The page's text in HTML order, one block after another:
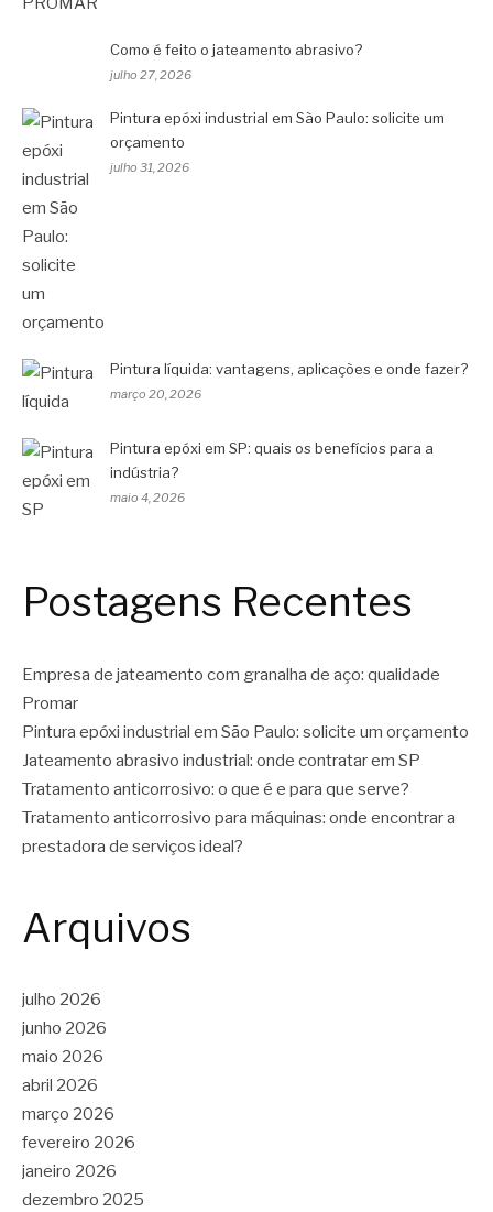
Como é feito o jateamento abrasivo?
julho 27, 2026
Pintura epóxi industrial em São Paulo: solicite um
orçamento
julho 31, 2026
Pintura líquida: vantagens, aplicações e onde fazer?
março 20, 2026
Pintura epóxi em SP: quais os benefícios para a
indústria?
maio 4, 2026
Postagens Recentes
Empresa de jateamento com granalha de aço: qualidade
Promar
Pintura epóxi industrial em São Paulo: solicite um orçamento
Jateamento abrasivo industrial: onde contratar em SP
Tratamento anticorrosivo: o que é e para que serve?
Tratamento anticorrosivo para máquinas: onde encontrar a
prestadora de serviços ideal?
Arquivos
julho 2026
junho 2026
maio 2026
abril 2026
março 2026
fevereiro 2026
janeiro 2026
dezembro 2025